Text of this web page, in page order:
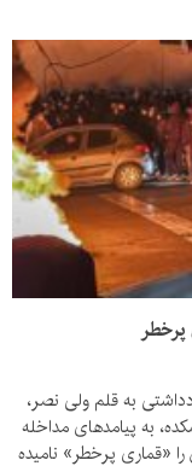
پرخطر
به قلم ولی نصر،
به پیامدهای مداخله
«قماری پرخطر» نامیده